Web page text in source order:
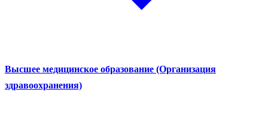
Высшее медицинское образование (Организация
здравоохранения)